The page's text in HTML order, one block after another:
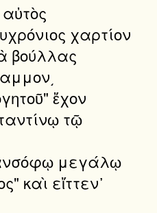
χαρτίον
βούλλας
ἔχον
τῷ
μεγάλῳ
καὶ εἴττεν᾽